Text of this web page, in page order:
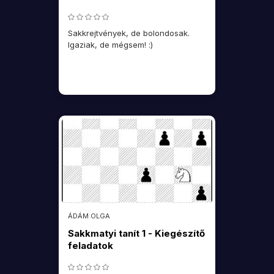
Sakkrejtvények, de bolondosak.
Igaziak, de mégsem! :)
ÁDÁM OLGA
Sakkmatyi tanít 1 - Kiegészítő
feladatok